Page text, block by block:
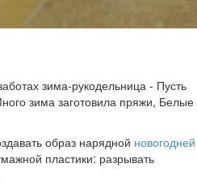
зима-рукодельница - Пусть
зима заготовила пряжи, Белые
образ нарядной новогодней
пластики: разрывать